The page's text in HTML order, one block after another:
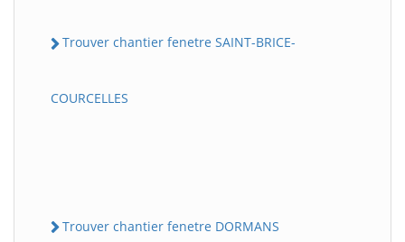
Trouver chantier fenetre SAINT-BRICE-
COURCELLES
Trouver chantier fenetre DORMANS